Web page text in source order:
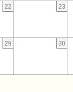
22 23
29 30